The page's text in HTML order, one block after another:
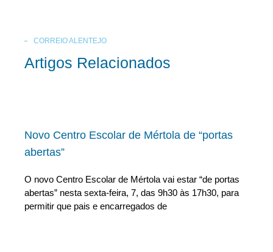
CORREIO ALENTEJO
Artigos Relacionados
Novo Centro Escolar de Mértola de “portas
abertas”
O novo Centro Escolar de Mértola vai estar “de portas
abertas” nesta sexta-feira, 7, das 9h30 às 17h30, para
permitir que pais e encarregados de